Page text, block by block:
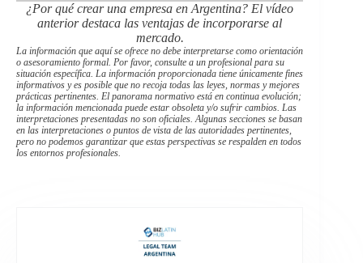
¿Por qué crear una empresa en Argentina? El vídeo
anterior destaca las ventajas de incorporarse al
mercado.
La información que aquí se ofrece no debe interpretarse como orientación
o asesoramiento formal. Por favor, consulte a un profesional para su
situación específica. La información proporcionada tiene únicamente fines
informativos y es posible que no recoja todas las leyes, normas y mejores
prácticas pertinentes. El panorama normativo está en continua evolución;
la información mencionada puede estar obsoleta y/o sufrir cambios. Las
interpretaciones presentadas no son oficiales. Algunas secciones se basan
en las interpretaciones o puntos de vista de las autoridades pertinentes,
pero no podemos garantizar que estas perspectivas se respalden en todos
los entornos profesionales.